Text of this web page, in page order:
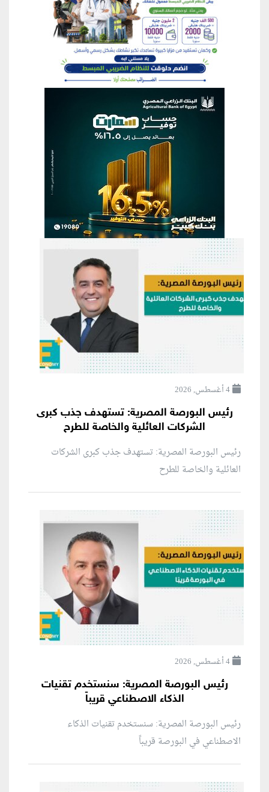
منطقة إعلانية
4 أغسطس, 2026
رئيس البورصة المصرية: تستهدف جذب كبرى
الشركات العائلية والخاصة للطرح
رئيس البورصة المصرية: تستهدف جذب كبرى الشركات
العائلية والخاصة للطرح
4 أغسطس, 2026
رئيس البورصة المصرية: سنستخدم تقنيات
الذكاء الاصطناعي قريباً
رئيس البورصة المصرية: سنستخدم تقنيات الذكاء
الاصطناعي في البورصة قريباً